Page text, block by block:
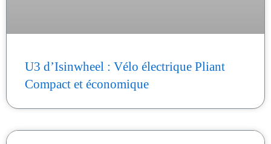
U3 d’Isinwheel : Vélo électrique Pliant
Compact et économique